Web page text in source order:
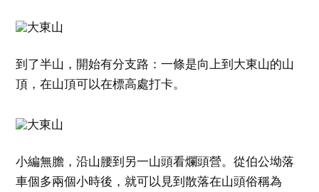
到了半山，開始有分支路：一條是向上到大東山的山
頂，在山頂可以在標高處打卡。
小編無膽，沿山腰到另一山頭看爛頭營。從伯公坳落
車個多兩個小時後，就可以見到散落在山頭俗稱為